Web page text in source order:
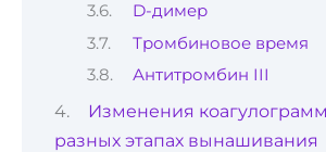
D-димер
Тромбиновое время
Антитромбин III
Изменения
разных этапах вынашивания